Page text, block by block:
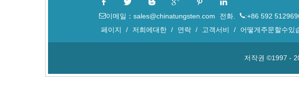
이메일：sales@chinatungsten.com 전화.
:+86 592
페이지
/ 저희에대한 / 연락 / 고객서비 / 어떻게주문할수있
저작권 ©1997 -